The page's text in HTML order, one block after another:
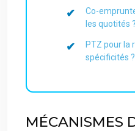
Co-
les quotités ?
PTZ pour la
spécificités ?
MÉCANISMES